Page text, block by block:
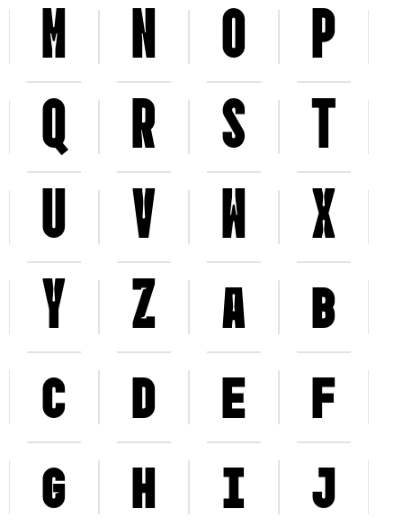
M
N O
P
Q
R S
T
U
V W
X
Y
Z a
b
c
d e
f
g
h i
j